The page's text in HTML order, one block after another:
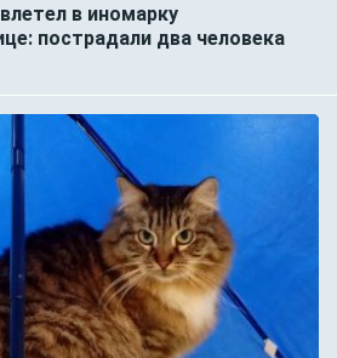
в иномарку
пострадали два человека